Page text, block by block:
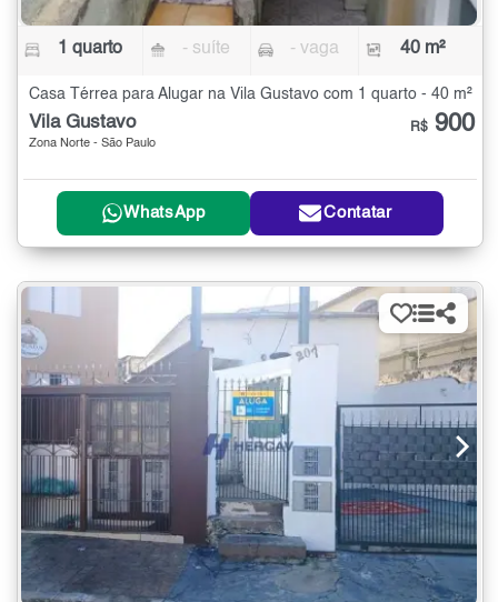
1 quarto - suíte - vaga 40 m²
Casa Térrea para Alugar na Vila Gustavo com 1 quarto - 40 m²
Vila Gustavo
Zona Norte - São Paulo
R$ 900
WhatsApp Contatar